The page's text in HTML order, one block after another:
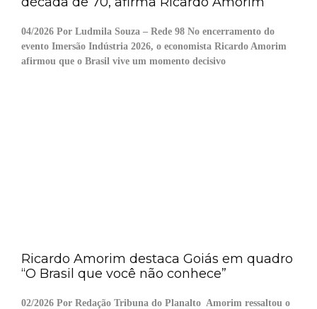
04/2026 Por Ludmila Souza – Rede 98 No encerramento do
evento Imersão Indústria 2026, o economista Ricardo Amorim
afirmou que o Brasil vive um momento decisivo
Ricardo Amorim destaca Goiás em quadro
“O Brasil que você não conhece”
02/2026 Por Redação Tribuna do Planalto Amorim ressaltou o